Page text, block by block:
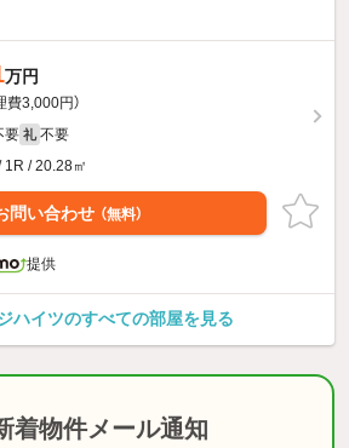
万円
費3,000円）
要 礼 不要
1R / 20.28㎡
問い合わせ （無料）
提供
ハイツのすべての部屋を見る
着物件メール通知